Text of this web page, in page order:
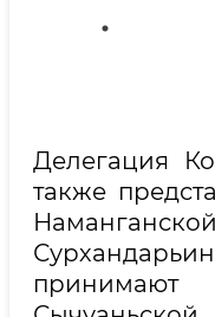
Делегация
также